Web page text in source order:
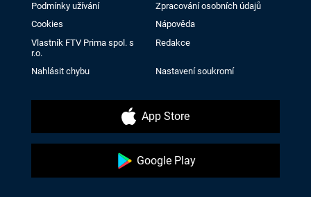
Podmínky užívání
Zpracování osobních údajů
Cookies
Nápověda
Vlastník FTV Prima spol. s
r.o.
Redakce
Nahlásit chybu Nastavení soukromí
App Store
Google Play